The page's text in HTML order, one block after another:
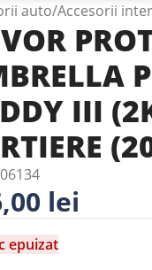
auto Accesorii
III
lei
epuizat